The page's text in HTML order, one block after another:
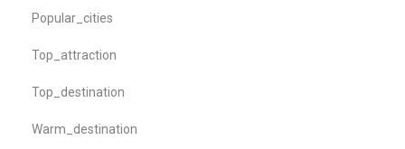
Popular_cities
Top_attraction
Top_destination
Warm_destination